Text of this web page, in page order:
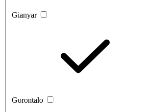
Gianyar
Gorontalo